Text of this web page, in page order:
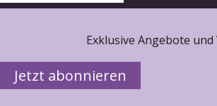
Exklusive Angebote
Jetzt abonnieren